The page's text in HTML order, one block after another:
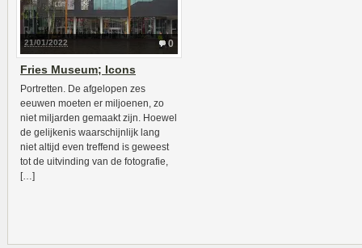
0
21/01/2022
Fries Museum; Icons
Portretten. De afgelopen zes
eeuwen moeten er miljoenen, zo
niet miljarden gemaakt zijn. Hoewel
de gelijkenis waarschijnlijk lang
niet altijd even treffend is geweest
tot de uitvinding van de fotografie,
[…]